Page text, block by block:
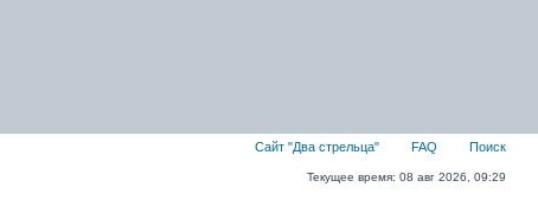
Сайт "Два стрельца" FAQ Поиск
Текущее время: 08 авг 2026, 09:29